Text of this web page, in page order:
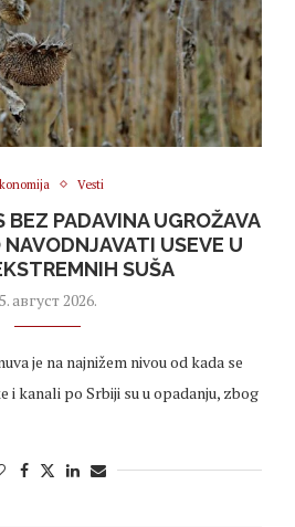
Vesti
PADAVINA UGROŽAVA
NAVODNJAVATI USEVE U
SUŠA
5. август 2026.
je na najnižem nivou od kada se
i kanali po Srbiji su u opadanju, zbog